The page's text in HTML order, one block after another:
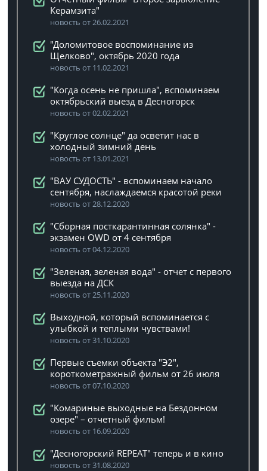
Керамзита"
новость от 26.02.2021
"Доломитовое воспоминание из
Щелково", октябрь 2020 года
новость от 11.02.2021
"Когда осень не пришла", вспоминаем
октябрьский выезд в Десногорск
новость от 02.02.2021
"Круглое солнце" да осветит нас в
холодный зимний день
новость от 13.01.2021
"ВАУ СУДОСТЬ" - вспоминаем начало
сентября, наслаждаемся красотой реки
новость от 28.12.2020
"Сборная посткарантинная солянка" -
экзамен OWD от 4 сентября
новость от 04.12.2020
"Зеленая, зеленая вода" - отчет с первого
выезда на ДСК
новость от 25.11.2020
Выходной, который вспоминается с
улыбкой и теплыми чувствами!
новость от 31.10.2020
Первые съемки объекта "Э2",
короткометражный фильм от 26 июля
новость от 07.10.2020
"Комариные выходные на Бездонном
озере" – отчетный фильм!
новость от 16.09.2020
"Десногорский REPEAT" теперь и в кино
новость от 31.08.2020